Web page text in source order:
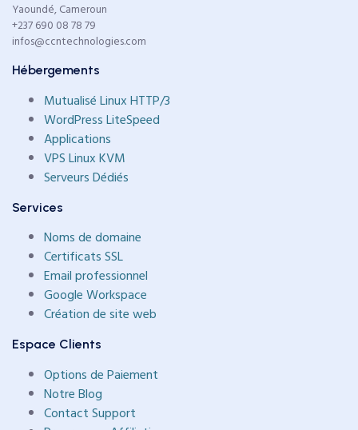
Yaoundé, Cameroun
+237 690 08 78 79
infos@ccntechnologies.com
Hébergements
Mutualisé Linux HTTP/3
WordPress LiteSpeed
Applications
VPS Linux KVM
Serveurs Dédiés
Services
Noms de domaine
Certificats SSL
Email professionnel
Google Workspace
Création de site web
Espace Clients
Options de Paiement
Notre Blog
Contact Support